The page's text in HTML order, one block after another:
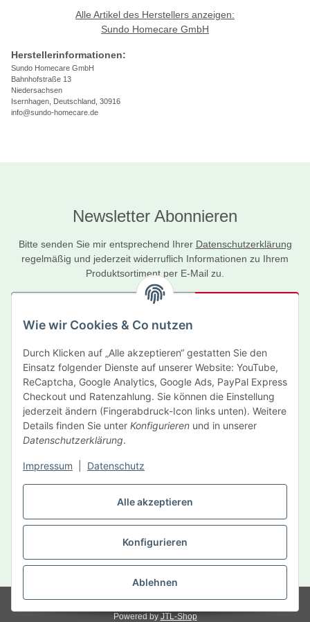
Alle akzeptieren
Konfigurieren
Ablehnen
Wie wir Cookies & Co nutzen
Durch Klicken auf „Alle akzeptieren“ gestatten Sie den
Einsatz folgender Dienste auf unserer Website: YouTube,
ReCaptcha, Google Analytics, Google Ads, PayPal Express
Checkout und Ratenzahlung. Sie können die Einstellung
jederzeit ändern (Fingerabdruck-Icon links unten). Weitere
Details finden Sie unter Konfigurieren und in unserer
Datenschutzerklärung.
Impressum Datenschutz
Alle Artikel des Herstellers anzeigen:
Sundo Homecare GmbH
Herstellerinformationen:
Sundo Homecare GmbH
Bahnhofstraße 13
Niedersachsen
Isernhagen, Deutschland, 30916
info@sundo-homecare.de
Newsletter Abonnieren
Bitte senden Sie mir entsprechend Ihrer Datenschutzerklärung
regelmäßig und jederzeit widerruflich Informationen zu Ihrem
Produktsortiment per E-Mail zu.
Newsletter Abonnieren
Informationen
Gesetzliche Informationen
Hersteller
Vertrag widerrufen
* Alle Preise inkl. gesetzlicher USt., zzgl.Versand
Powered by JTL-Shop